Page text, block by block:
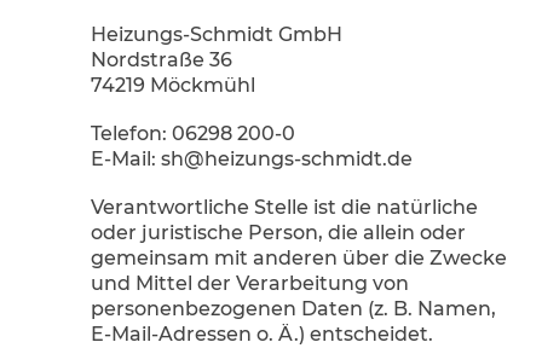
Heizungs-Schmidt GmbH
Nordstraße 36
74219 Möckmühl
Telefon: 06298 200-0
E-Mail: sh@heizungs-schmidt.de
Verantwortliche Stelle ist die natürliche
oder juristische Person, die allein oder
gemeinsam mit anderen über die Zwecke
und Mittel der Verarbeitung von
personenbezogenen Daten (z. B. Namen,
E-Mail-Adressen o. Ä.) entscheidet.